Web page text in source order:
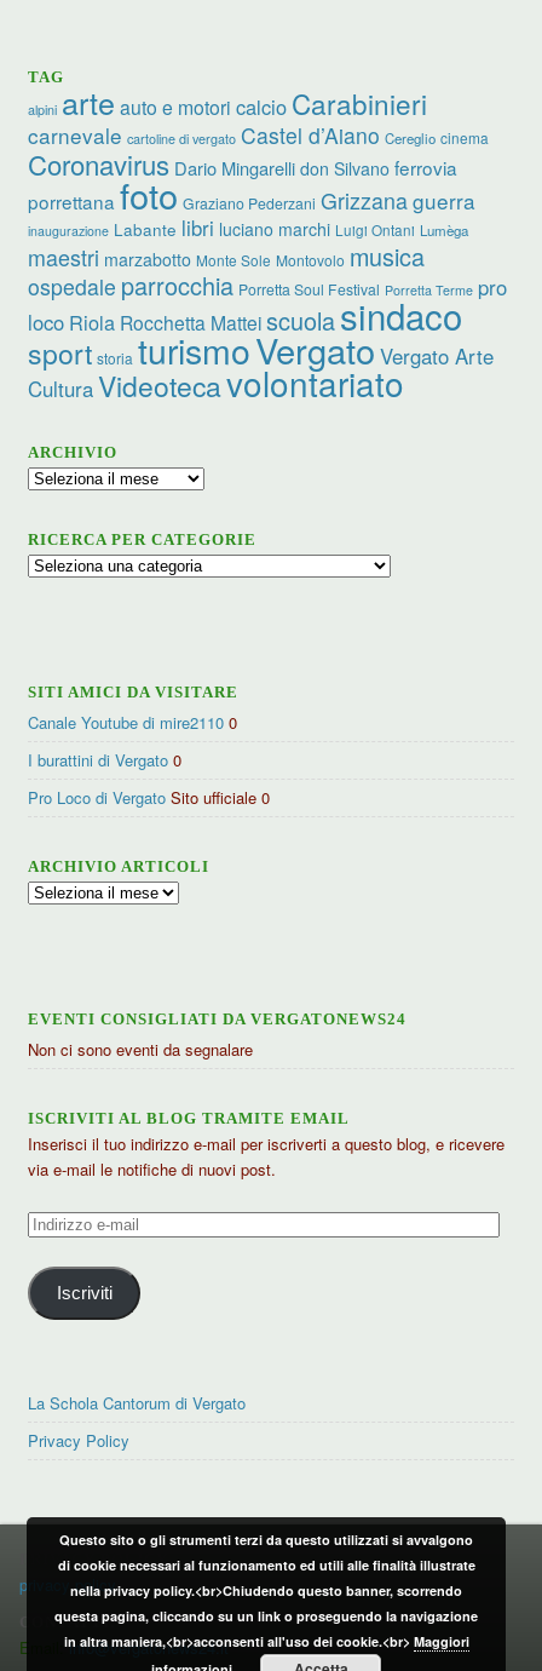
TAG
alpini arte auto e motori calcio Carabinieri
carnevale cartoline di vergato Castel d’Aiano Cereglio cinema
Coronavirus Dario Mingarelli don Silvano ferrovia
porrettana foto Graziano Pederzani Grizzanaguerra
inaugurazione Labante libri luciano marchi Luigi Ontani Lumèga
maestri marzabotto Monte Sole Montovolo musica
ospedale parrocchia Porretta Soul Festival Porretta Terme pro
loco Riola Rocchetta Matteiscuolasindaco
sport storia turismoVergato Vergato Arte
CulturaVideotecavolontariato
ARCHIVIO
Archivio
RICERCA PER CATEGORIE
Ricerca
SITI AMICI DA VISITARE
Canale Youtube di mire2110 0
I burattini di Vergato 0
Pro Loco di Vergato Sito ufficiale 0
ARCHIVIO ARTICOLI
Archivio
EVENTI CONSIGLIATI DA VERGATONEWS24
Non ci sono eventi da segnalare
ISCRIVITI AL BLOG TRAMITE EMAIL
Inserisci il tuo indirizzo e-mail per iscriverti a questo blog, e ricevere
via e-mail le notifiche di nuovi post.
Indirizzo
mail
Iscriviti
La Schola Cantorum di Vergato
Privacy Policy
PRIVACY POLICY
privacy policy
CONTATTI:
Email:info@vergatonews24.it
Questo sito o gli strumenti terzi da questo utilizzati si avvalgono
di cookie necessari al funzionamento ed utili alle finalità illustrate
nella privacy policy.<br>Chiudendo questo banner, scorrendo
questa pagina, cliccando su un link o proseguendo la navigazione
in altra maniera,<br>acconsenti all'uso dei cookie.<br> Maggiori